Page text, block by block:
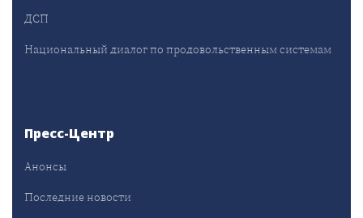
ДСП
Национальный диалог по продовольственным системам
Пресс-Центр
Анонсы
Последние новости